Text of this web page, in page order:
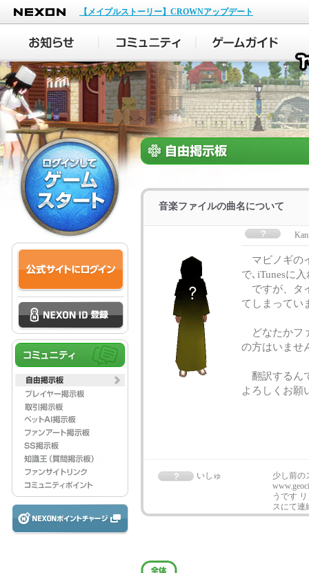
NEXON
【メイプルストーリー】CROWNアップデート
音楽ファイルの曲名について
マビノギの
で､iTunesに
ですが、タ
てしまってい
どなたかフ
の方はいませ
翻訳するん
よろしくお願
いしゅ
少し前の
うです
スにて連